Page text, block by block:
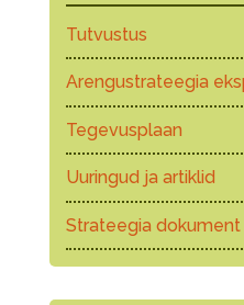
Tutvustus
Arengustrateegia
Tegevusplaan
Uuringud ja artiklid
Strateegia dokument